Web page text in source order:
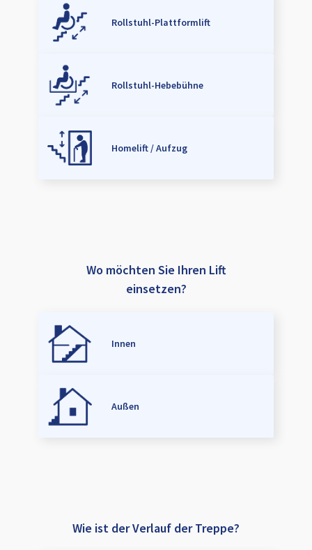
Rollstuhl-Plattformlift
Rollstuhl-Hebebühne
Homelift / Aufzug
Wo möchten Sie Ihren Lift
einsetzen?
Innen
Außen
Wie ist der Verlauf der Treppe?